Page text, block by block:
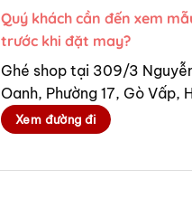
Quý khách cần đến xem
trước khi đặt may?
Ghé shop tại 309/3
Oanh, Phường 17, Gò Vấp,
Xem đường đi